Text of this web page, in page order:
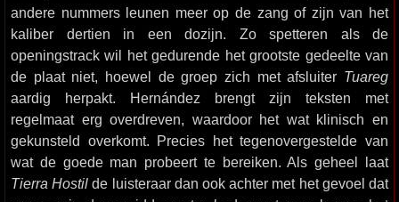
andere nummers leunen meer op de zang of zijn van het
kaliber dertien in een dozijn. Zo spetteren als de
openingstrack wil het gedurende het grootste gedeelte van
de plaat niet, hoewel de groep zich met afsluiter Tuareg
aardig herpakt. Hernández brengt zijn teksten met
regelmaat erg overdreven, waardoor het wat klinisch en
gekunsteld overkomt. Precies het tegenovergestelde van
wat de goede man probeert te bereiken. Als geheel laat
Tierra Hostil de luisteraar dan ook achter met het gevoel dat